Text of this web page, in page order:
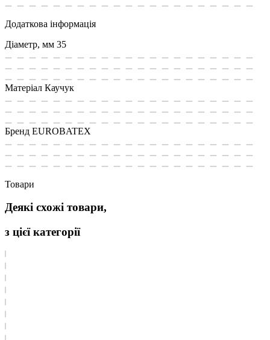
Додаткова інформація
Діаметр, мм 35
Матеріал Каучук
Бренд EUROBATEX
Товари
Деякі схожі товари,
з цієї категорії